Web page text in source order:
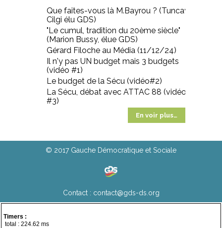
Que faites-vous là M.Bayrou ? (Tuncay
Cilgi élu GDS)
"Le cumul, tradition du 20ème siècle"
(Marion Bussy, élue GDS)
Gérard Filoche au Média (11/12/24)
Il n'y pas UN budget mais 3 budgets
(vidéo #1)
Le budget de la Sécu (vidéo#2)
La Sécu, débat avec ATTAC 88 (vidéo
#3)
En voir plus…
© 2017 Gauche Démocratique et Sociale
Contact : contact@gds-ds.org
Timers :
total : 224.62 ms